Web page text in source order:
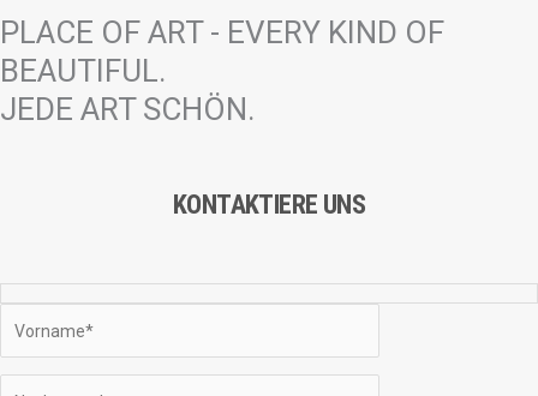
PLACE OF ART - EVERY KIND OF
BEAUTIFUL.
JEDE ART SCHÖN.
KONTAKTIERE UNS